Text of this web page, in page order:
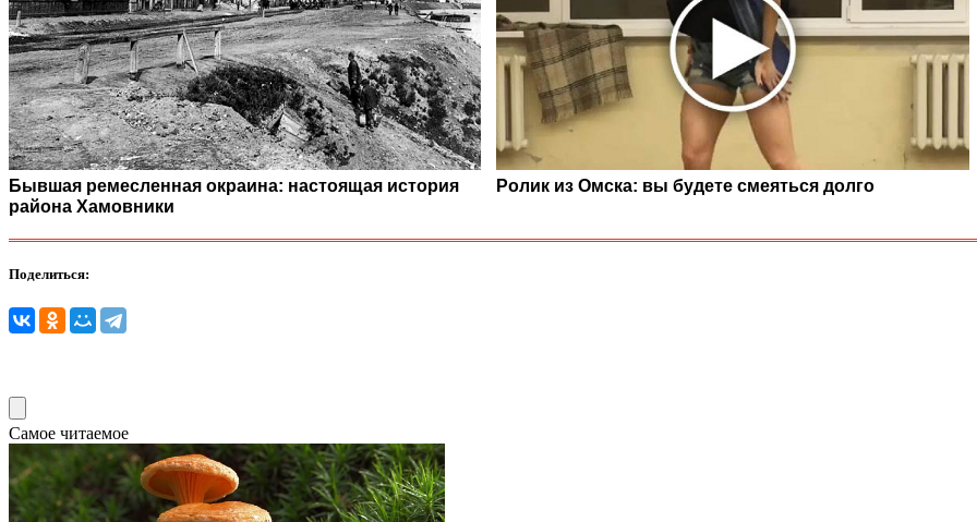
Бывшая ремесленная окраина: настоящая история
района Хамовники
Ролик из Омска: вы будете смеяться долго
Поделиться:
Самое читаемое